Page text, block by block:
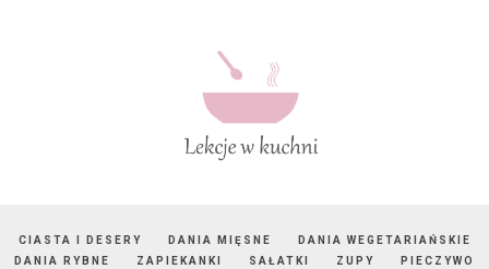
CIASTA I DESERY DANIA MIĘSNE
DANIA WEGETARIAŃSKIE
DANIA RYBNE
ZAPIEKANKI SAŁATKI ZUPY
PIECZYWO